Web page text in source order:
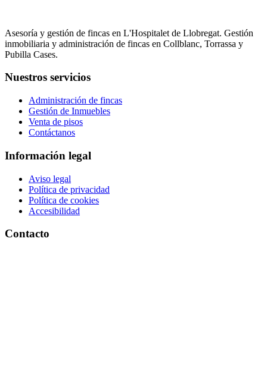
Asesoría y gestión de fincas en L'Hospitalet de Llobregat. Gestión
inmobiliaria y administración de fincas en Collblanc, Torrassa y
Pubilla Cases.
Nuestros servicios
Administración de fincas
Gestión de Inmuebles
Venta de pisos
Contáctanos
Información legal
Aviso legal
Política de privacidad
Política de cookies
Accesibilidad
Contacto